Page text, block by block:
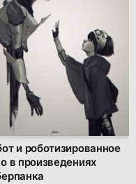
и роботизированное
в произведениях